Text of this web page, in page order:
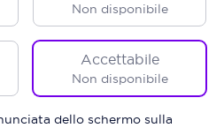
Non disponibile
Accettabile
Non disponibile
dello schermo sulla